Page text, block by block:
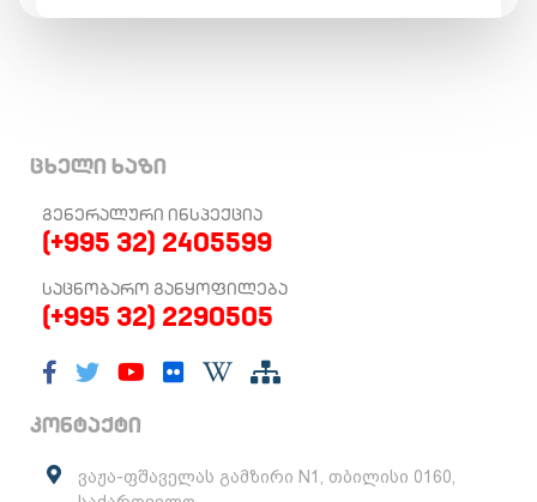
ცხელი ხაზი
ᲒᲔᲜᲔᲠᲐᲚᲣᲠᲘ ᲘᲜᲡᲞᲔᲥᲪᲘᲐ
(+995 32) 2405599
ᲡᲐᲪᲜᲝᲑᲐᲠᲝ ᲒᲐᲜᲧᲝᲤᲘᲚᲔᲑᲐ
(+995 32) 2290505
კონტაქტი
ვაჟა-ფშაველას გამზირი N1, თბილისი 0160,